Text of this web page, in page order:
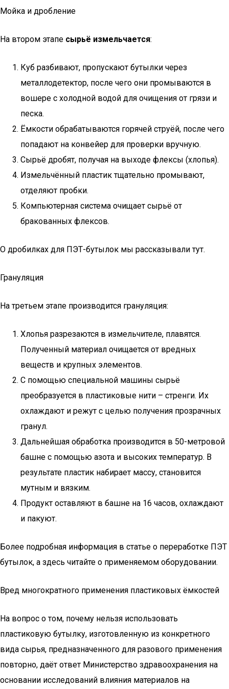
Мойка и дробление
На втором этапе сырьё измельчается:
Куб разбивают, пропускают бутылки через
металлодетектор, после чего они промываются в
вошере с холодной водой для очищения от грязи и
песка.
Ёмкости обрабатываются горячей струёй, после чего
попадают на конвейер для проверки вручную.
Сырьё дробят, получая на выходе флексы (хлопья).
Измельчённый пластик тщательно промывают,
отделяют пробки.
Компьютерная система очищает сырьё от
бракованных флексов.
О дробилках для ПЭТ-бутылок мы рассказывали тут.
Грануляция
На третьем этапе производится грануляция:
Хлопья разрезаются в измельчителе, плавятся.
Полученный материал очищается от вредных
веществ и крупных элементов.
С помощью специальной машины сырьё
преобразуется в пластиковые нити – стренги. Их
охлаждают и режут с целью получения прозрачных
гранул.
Дальнейшая обработка производится в 50-метровой
башне с помощью азота и высоких температур. В
результате пластик набирает массу, становится
мутным и вязким.
Продукт оставляют в башне на 16 часов, охлаждают
и пакуют.
Более подробная информация в статье о переработке ПЭТ
бутылок, а здесь читайте о применяемом оборудовании.
Вред многократного применения пластиковых ёмкостей
На вопрос о том, почему нельзя использовать
пластиковую бутылку, изготовленную из конкретного
вида сырья, предназначенного для разового применения
повторно, даёт ответ Министерство здравоохранения на
основании исследований влияния материалов на